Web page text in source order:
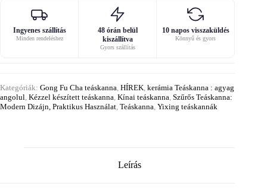
Ingyenes szállítás
Minden rendeléshez
48 órán belül
kiszállítva
Gyors szállítás
10 napos visszaküldés
Könnyű és gyors
Kategóriák: Gong Fu Cha teáskanna HÍREK kerámia Teáskanna : agyag
angolul Kézzel készített teáskanna Kínai teáskanna Szűrős Teáskanna:
Modern Dizájn, Praktikus Használat Teáskanna Yixing teáskannák
Leírás